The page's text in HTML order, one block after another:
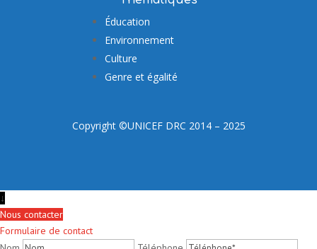
Éducation
Environnement
Culture
Genre et égalité
Copyright ©UNICEF DRC 2014 – 2025
↓
Nous contacter
Formulaire de contact